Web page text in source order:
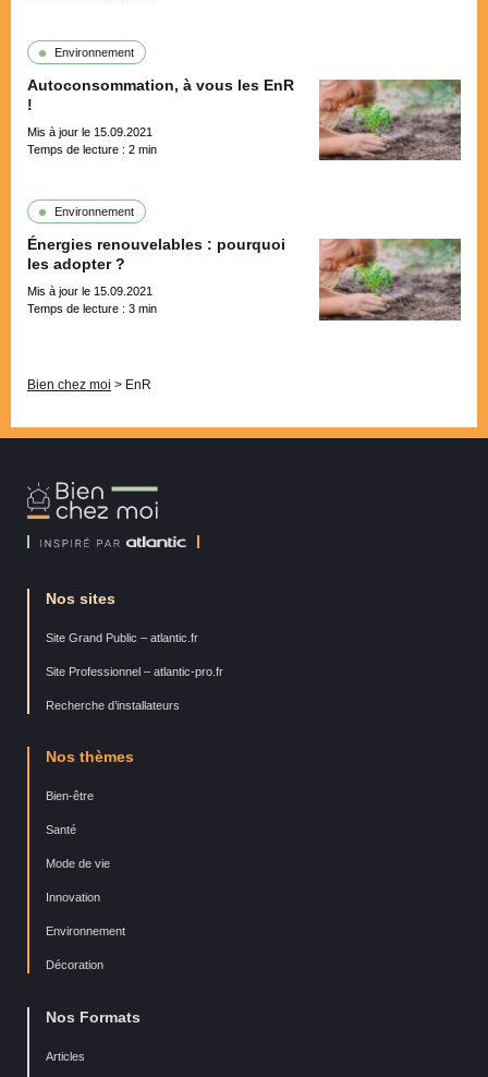
Environnement
Autoconsommation, à vous les EnR
!
Mis à jour le 15.09.2021
Temps de lecture : 2 min
Environnement
Énergies renouvelables : pourquoi
les adopter ?
Mis à jour le 15.09.2021
Temps de lecture : 3 min
Bien chez moi > EnR
Bien
Chez
Nos sites
Site Grand Public – atlantic.fr
Site Professionnel – atlantic-pro.fr
Recherche d’installateurs
Nos thèmes
Bien-être
Santé
Mode de vie
Innovation
Environnement
Décoration
Nos Formats
Articles